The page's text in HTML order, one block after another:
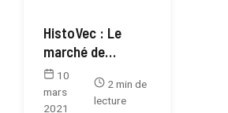
HistoVec : Le
marché de
l’occasion enfin
sécurisé ?
10
mars
2021
2 min de
lecture